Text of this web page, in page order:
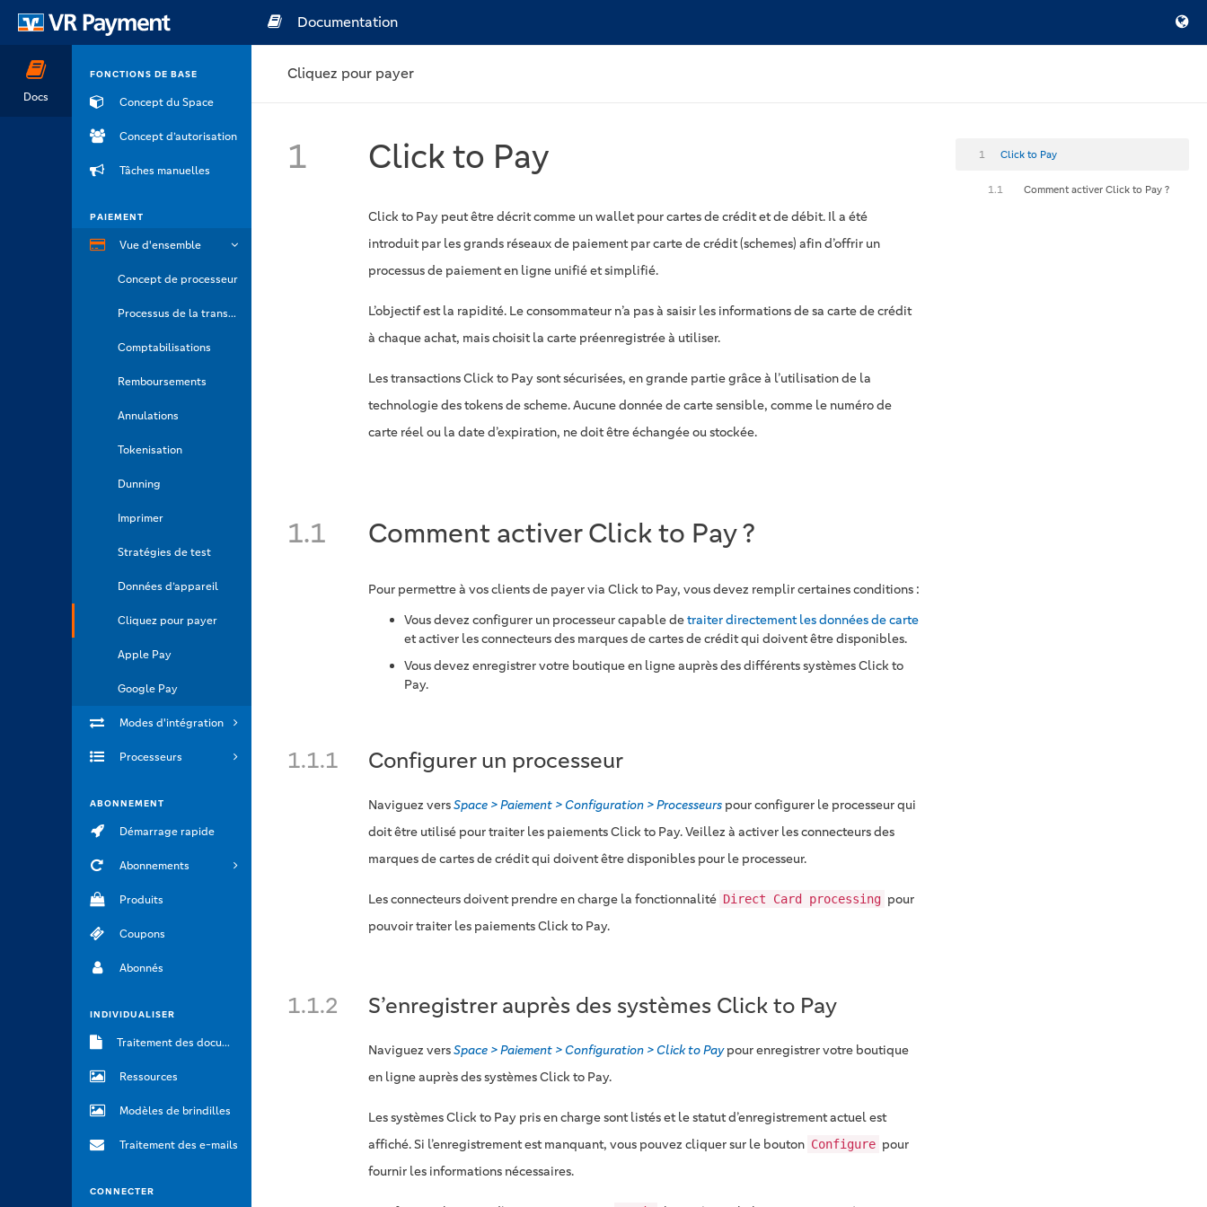
Docs
FONCTIONS DE BASE
Concept du Space
Concept d’autorisation
Tâches manuelles
PAIEMENT
Vue d'ensemble
Concept de processeur
Processus de la transaction
Comptabilisations
Remboursements
Annulations
Tokenisation
Dunning
Imprimer
Stratégies de test
Données d’appareil
Cliquez pour payer
Apple Pay
Google Pay
Modes d'intégration
Processeurs
ABONNEMENT
Démarrage rapide
Abonnements
Produits
Coupons
Abonnés
INDIVIDUALISER
Traitement des documents
Ressources
Modèles de brindilles
Traitement des e-mails
CONNECTER
Documentation
Cliquez pour payer
1 Click to Pay
Click to Pay peut être décrit comme un wallet pour cartes de crédit et de débit. Il a été
introduit par les grands réseaux de paiement par carte de crédit (schemes) afin d’offrir un
processus de paiement en ligne unifié et simplifié.
L’objectif est la rapidité. Le consommateur n’a pas à saisir les informations de sa carte de crédit
à chaque achat, mais choisit la carte préenregistrée à utiliser.
Les transactions Click to Pay sont sécurisées, en grande partie grâce à l’utilisation de la
technologie des tokens de scheme. Aucune donnée de carte sensible, comme le numéro de
carte réel ou la date d’expiration, ne doit être échangée ou stockée.
1.1 Comment activer Click to Pay ?
Pour permettre à vos clients de payer via Click to Pay, vous devez remplir certaines conditions :
Vous devez configurer un processeur capable detraiter directement les données de carte
et activer les connecteurs des marques de cartes de crédit qui doivent être disponibles.
Vous devez enregistrer votre boutique en ligne auprès des différents systèmes Click to
Pay.
1.1.1 Configurer un processeur
Naviguez versSpace > Paiement > Configuration > Processeurs pour configurer le processeur qui
doit être utilisé pour traiter les paiements Click to Pay. Veillez à activer les connecteurs des
marques de cartes de crédit qui doivent être disponibles pour le processeur.
Les connecteurs doivent prendre en charge la fonctionnalité Direct Card processing pour
pouvoir traiter les paiements Click to Pay.
1.1.2 S’enregistrer auprès des systèmes Click to Pay
Naviguez versSpace > Paiement > Configuration > Click to Paypour enregistrer votre boutique
en ligne auprès des systèmes Click to Pay.
Les systèmes Click to Pay pris en charge sont listés et le statut d’enregistrement actuel est
affiché. Si l’enregistrement est manquant, vous pouvez cliquer sur le bouton Configure pour
fournir les informations nécessaires.
1 Click to Pay
1.1 Comment activer Click to Pay ?